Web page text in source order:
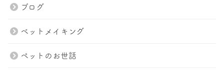
ブログ
ベットメイキング
ペットのお世話